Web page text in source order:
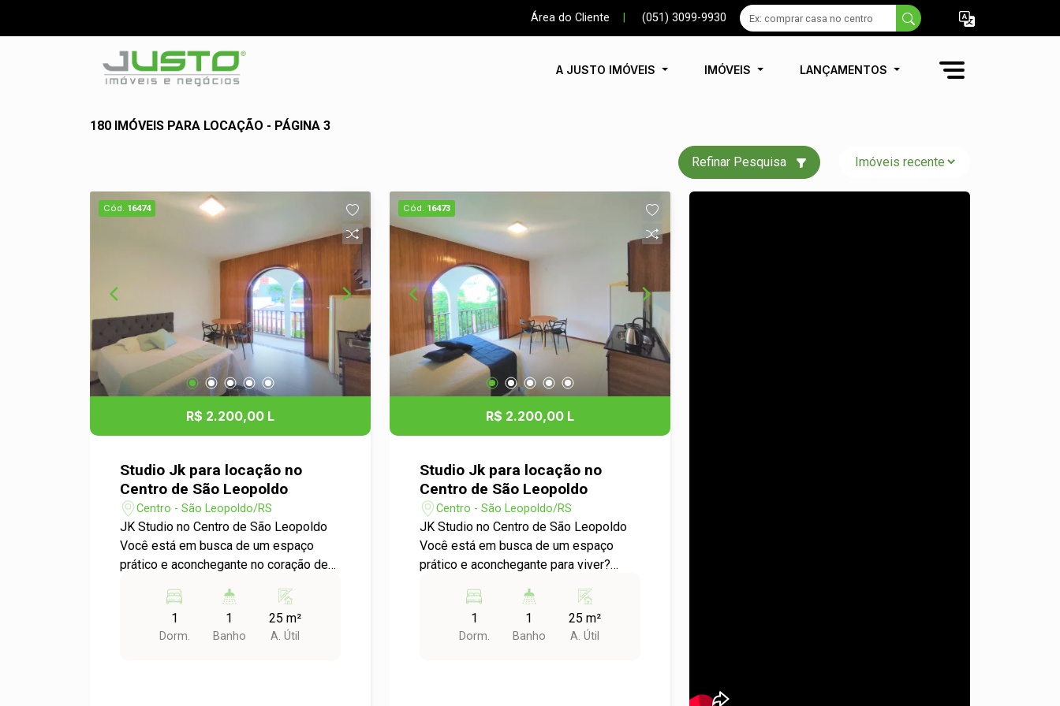
Área do Cliente (051) 3099-9930
A JUSTO IMÓVEIS IMÓVEIS LANÇAMENTOS
180 IMÓVEIS PARA LOCAÇÃO - PÁGINA 3
Refinar Pesquisa
Cód. 16474
R$ 2.200,00 L
Studio Jk para locação no
Centro de São Leopoldo
Centro - São Leopoldo/RS
JK Studio no Centro de São Leopoldo
Você está em busca de um espaço
prático e aconchegante no coração de
novo lar: um moderno JK Studio, ideal
para quem valoriza a comodidade e a
localização. Detalhes do Imóvel: - Tipo:
1
Dorm.
1
Banho
25 m²
A. Útil
Cód. 16473
R$ 2.200,00 L
Studio Jk para locação no
Centro de São Leopoldo
Centro - São Leopoldo/RS
JK Studio no Centro de São Leopoldo
Você está em busca de um espaço
prático e aconchegante para viver?
para locação no coração de São
Leopoldo, no bairro Centro. Detalhes do
Imóvel: - Tipo: JK Studio - Dormitórios:
1
Dorm.
1
Banho
25 m²
A. Útil